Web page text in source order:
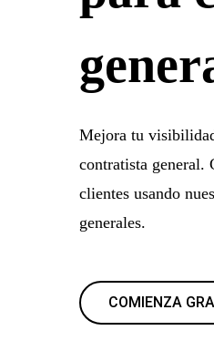
Mejora tu
contratista general.
clientes usando
generales.
COMIENZA